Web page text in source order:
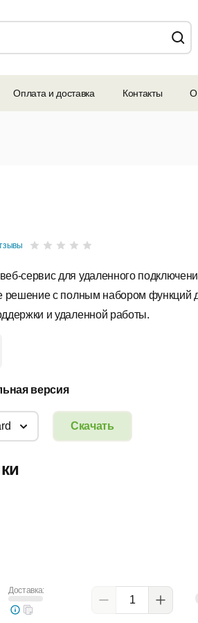
Оплата и доставка Контакты О
сервис для удаленного
решение с полным набором функций
и удаленной работы.
версия
Скачать
Доставка: